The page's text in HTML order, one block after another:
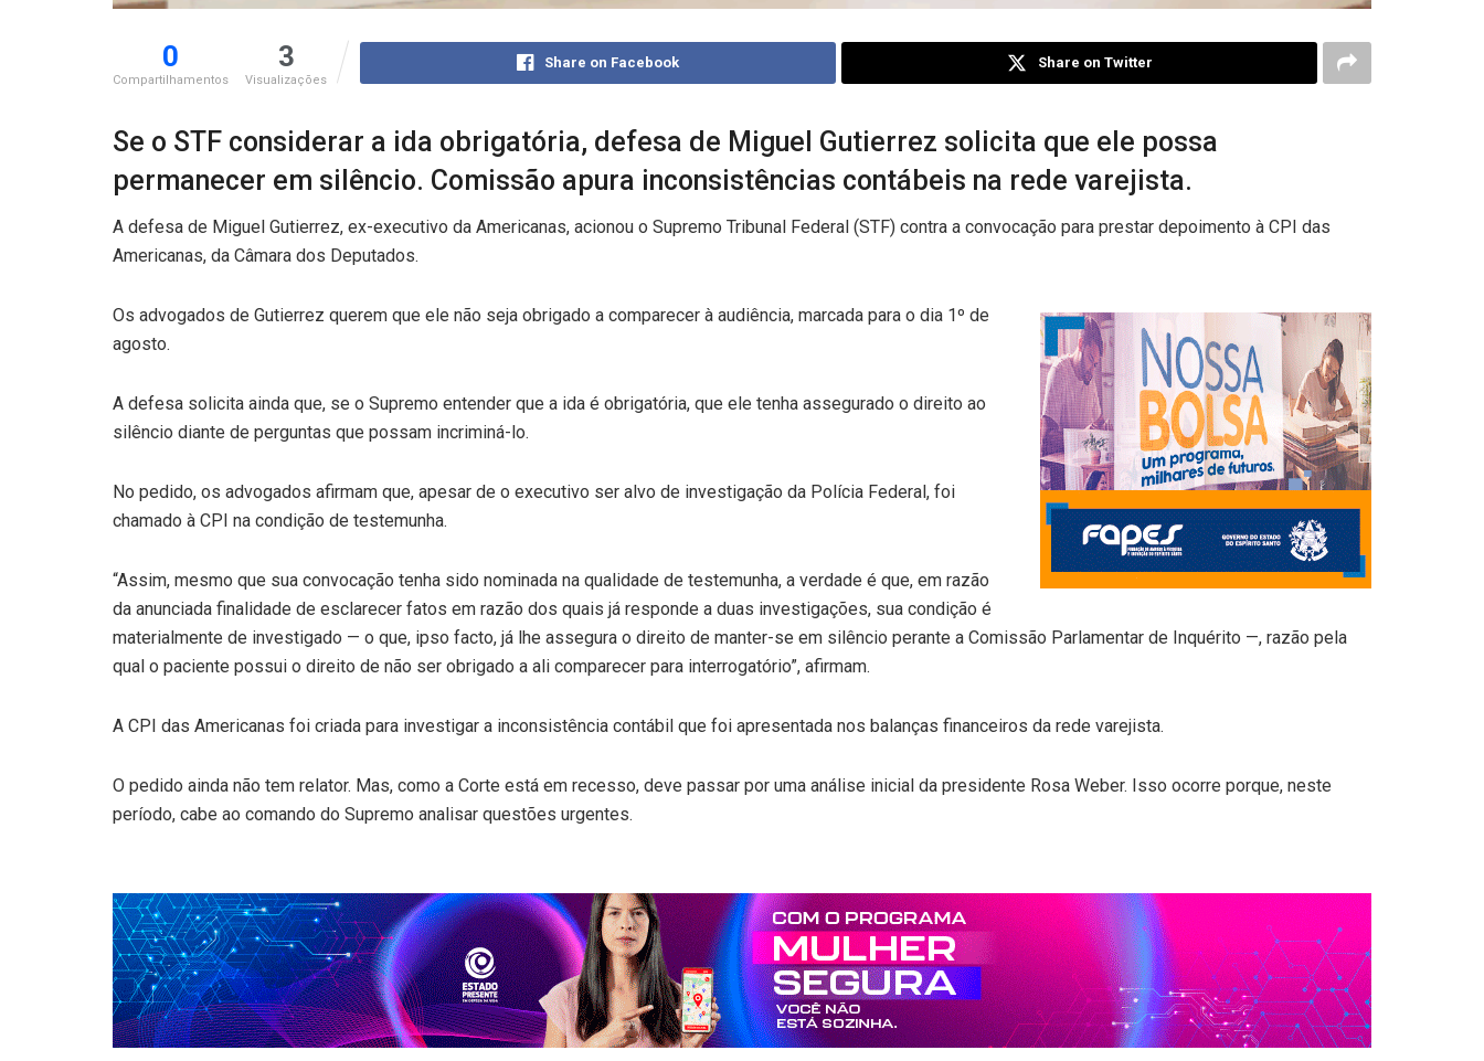
0
Compartilhamentos
3
Visualizações
Share on Facebook Share on Twitter
Se o STF considerar a ida obrigatória, defesa de Miguel Gutierrez solicita que ele possa
permanecer em silêncio. Comissão apura inconsistências contábeis na rede varejista.
A defesa de Miguel Gutierrez, ex-executivo da Americanas, acionou o Supremo Tribunal Federal (STF) contra a convocação para prestar depoimento à CPI das
Americanas, da Câmara dos Deputados.
Os advogados de Gutierrez querem que ele não seja obrigado a comparecer à audiência, marcada para o dia 1º de
agosto.
A defesa solicita ainda que, se o Supremo entender que a ida é obrigatória, que ele tenha assegurado o direito ao
silêncio diante de perguntas que possam incriminá-lo.
No pedido, os advogados afirmam que, apesar de o executivo ser alvo de investigação da Polícia Federal, foi
chamado à CPI na condição de testemunha.
“Assim, mesmo que sua convocação tenha sido nominada na qualidade de testemunha, a verdade é que, em razão
da anunciada finalidade de esclarecer fatos em razão dos quais já responde a duas investigações, sua condição é
materialmente de investigado — o que, ipso facto, já lhe assegura o direito de manter-se em silêncio perante a Comissão Parlamentar de Inquérito —, razão pela
qual o paciente possui o direito de não ser obrigado a ali comparecer para interrogatório”, afirmam.
A CPI das Americanas foi criada para investigar a inconsistência contábil que foi apresentada nos balanças financeiros da rede varejista.
O pedido ainda não tem relator. Mas, como a Corte está em recesso, deve passar por uma análise inicial da presidente Rosa Weber. Isso ocorre porque, neste
período, cabe ao comando do Supremo analisar questões urgentes.